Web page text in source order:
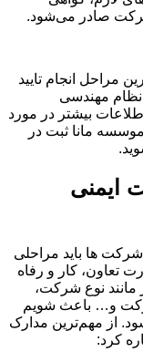
صادر می‌شود.
مراحل انجام تایید
نظام مهندسی
بیشتر در مورد
مانا ثبت در
ایمنی
شرکت ها باید مراحلی
تعاون، کار و رفاه
مانند نوع شرکت،
و… باعث شویم
از مهم‌ترین مدارک
کرد: